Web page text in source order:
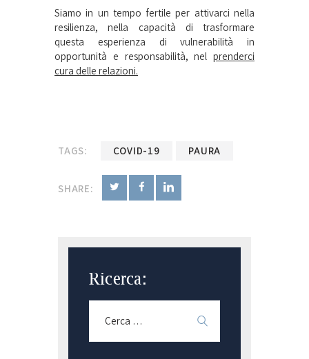
Siamo in un tempo fertile per attivarci nella
resilienza, nella capacità di trasformare
questa esperienza di vulnerabilità in
opportunità e responsabilità, nel prenderci
cura delle relazioni.
TAGS: COVID-19 PAURA
SHARE:
Ricerca: